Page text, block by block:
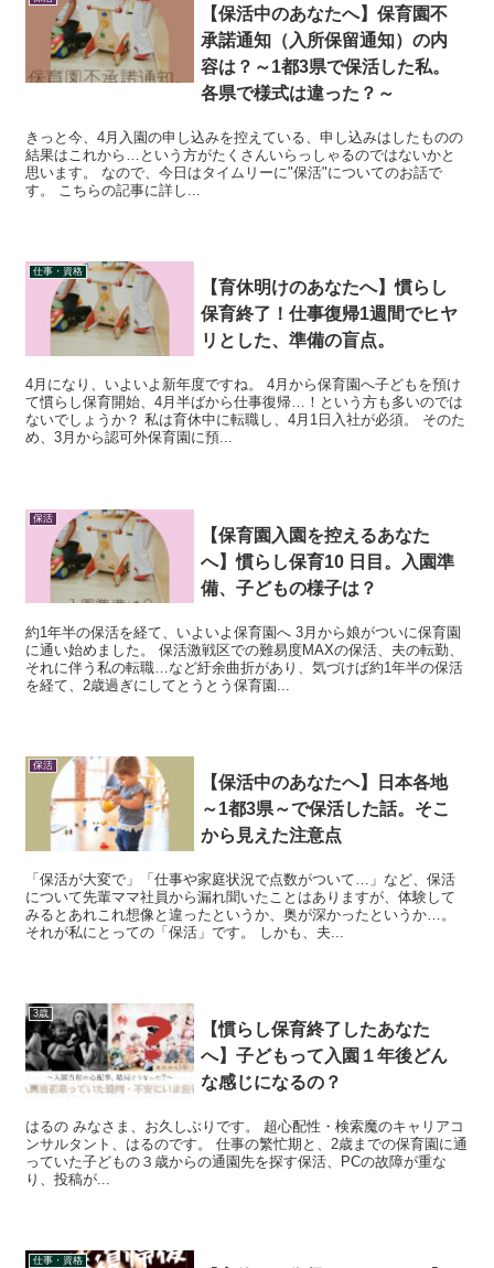
【保活中のあなたへ】保育園不
承諾通知（入所保留通知）の内
容は？～1都3県で保活した私。
各県で様式は違った？～
きっと今、4月入園の申し込みを控えている、申し込みはしたものの
結果はこれから…という方がたくさんいらっしゃるのではないかと
思います。 なので、今日はタイムリーに"保活"についてのお話で
す。 こちらの記事に詳し...
仕事・資格
【育休明けのあなたへ】慣らし
保育終了！仕事復帰1週間でヒヤ
リとした、準備の盲点。
4月になり、いよいよ新年度ですね。 4月から保育園へ子どもを預け
て慣らし保育開始、4月半ばから仕事復帰…！という方も多いのでは
ないでしょうか？ 私は育休中に転職し、4月1日入社が必須。 そのた
め、3月から認可外保育園に預...
保活
【保育園入園を控えるあなた
へ】慣らし保育10 日目。入園準
備、子どもの様子は？
約1年半の保活を経て、いよいよ保育園へ 3月から娘がついに保育園
に通い始めました。 保活激戦区での難易度MAXの保活、夫の転勤、
それに伴う私の転職…など紆余曲折があり、気づけば約1年半の保活
を経て、2歳過ぎにしてとうとう保育園...
保活
【保活中のあなたへ】日本各地
～1都3県～で保活した話。そこ
から見えた注意点
「保活が大変で」「仕事や家庭状況で点数がついて…」など、保活
について先輩ママ社員から漏れ聞いたことはありますが、体験して
みるとあれこれ想像と違ったというか、奥が深かったというか…。
それが私にとっての「保活」です。 しかも、夫...
3歳
【慣らし保育終了したあなた
へ】子どもって入園１年後どん
な感じになるの？
はるの みなさま、お久しぶりです。 超心配性・検索魔のキャリアコ
ンサルタント、はるのです。 仕事の繁忙期と、2歳までの保育園に通
っていた子どもの３歳からの通園先を探す保活、PCの故障が重な
り、投稿が...
仕事・資格